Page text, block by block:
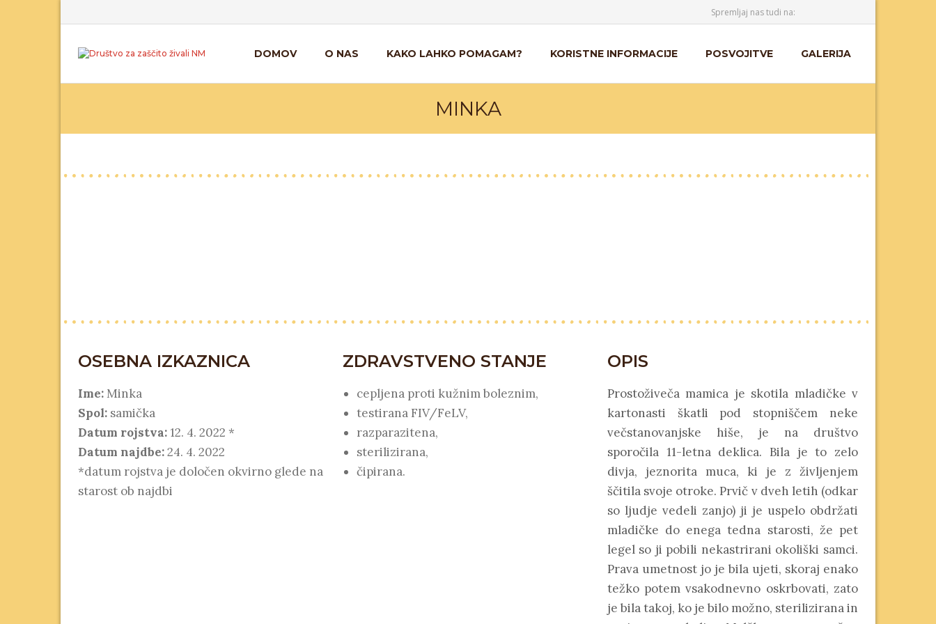
Spremljaj nas tudi na:
DOMOV O NAS KAKO LAHKO POMAGAM? KORISTNE INFORMACIJE POSVOJITVE GALERIJA
MINKA
OSEBNA IZKAZNICA
Ime:Minka
Spol: samička
Datum rojstva: 12. 4. 2022 *
Datum najdbe:24. 4. 2022
*datum rojstva je določen okvirno glede na
starost ob najdbi
ZDRAVSTVENO STANJE
cepljena proti kužnim boleznim,
testirana FIV/FeLV,
razparazitena,
sterilizirana,
čipirana.
OPIS
Prostoživeča mamica je skotila mladičke v
kartonasti škatli pod stopniščem neke
večstanovanjske hiše, je na društvo
sporočila 11-letna deklica. Bila je to zelo
divja, jeznorita muca, ki je z življenjem
ščitila svoje otroke. Prvič v dveh letih (odkar
so ljudje vedeli zanjo) ji je uspelo obdržati
mladičke do enega tedna starosti, že pet
legel so ji pobili nekastrirani okoliški samci.
Prava umetnost jo je bila ujeti, skoraj enako
težko potem vsakodnevno oskrbovati, zato
je bila takoj, ko je bilo možno, sterilizirana in